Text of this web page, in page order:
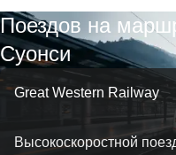
Поездов на
Суонси
Great Western Railway
Высокоскоростной